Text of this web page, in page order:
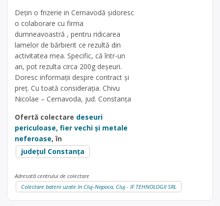
Dețin o frizerie in Cernavodă șidoresc
o colaborare cu firma
dumneavoastră , pentru ridicarea
lamelor de bărbierit ce rezultă din
activitatea mea. Specific, că într-un
an, pot rezulta circa 200g deșeuri.
Doresc informații despre contract și
preț. Cu toată considerația. Chivu
Nicolae – Cernavoda, jud. Constanța
Ofertă colectare deseuri
periculoase, fier vechi și metale
neferoase, în
județul Constanța
Adresată centrului de colectare
Colectare baterii uzate în Cluj-Napoca, Cluj - IF TEHNOLOGII SRL